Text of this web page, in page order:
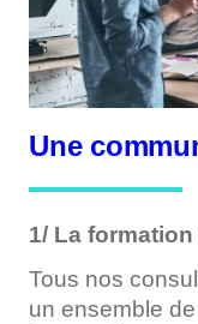
Une
1/ La
Tous nos
un ensemble